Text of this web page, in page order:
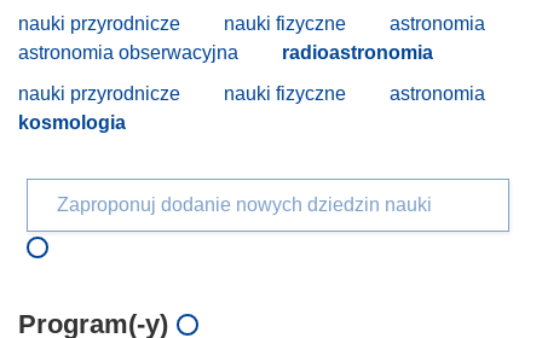
nauki przyrodnicze nauki fizyczne
astronomia
astronomia obserwacyjna
radioastronomia
nauki przyrodnicze
nauki fizyczne
astronomia
kosmologia
Zaproponuj dodanie nowych dziedzin nauki
Program(-y)